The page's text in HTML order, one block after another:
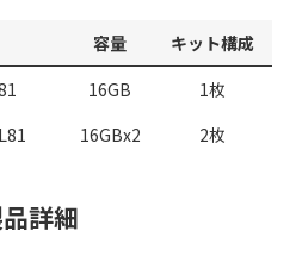
容量
キット構成
16GB
1枚
16GBx2 2枚
詳細